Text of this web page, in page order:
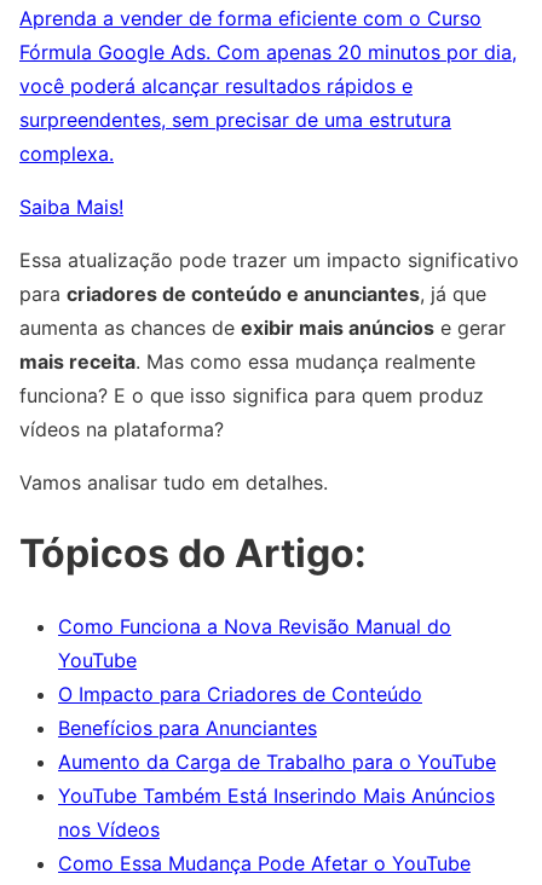
Aprenda a vender de forma eficiente com o Curso
Fórmula Google Ads. Com apenas 20 minutos por dia,
você poderá alcançar resultados rápidos e
surpreendentes, sem precisar de uma estrutura
complexa.
Saiba Mais!
Essa atualização pode trazer um impacto significativo
para criadores de conteúdo e anunciantes, já que
aumenta as chances de exibir mais anúncios e gerar
mais receita. Mas como essa mudança realmente
funciona? E o que isso significa para quem produz
vídeos na plataforma?
Vamos analisar tudo em detalhes.
Tópicos do Artigo:
Como Funciona a Nova Revisão Manual do
YouTube
O Impacto para Criadores de Conteúdo
Benefícios para Anunciantes
Aumento da Carga de Trabalho para o YouTube
YouTube Também Está Inserindo Mais Anúncios
nos Vídeos
Como Essa Mudança Pode Afetar o YouTube